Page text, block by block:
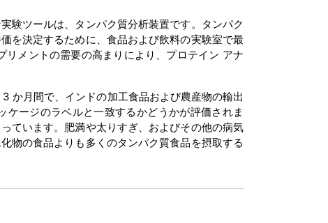
験ツールは、タンパク質分析装置です。タンパク
を決定するために、食品および飲料の実験室で最
メントの需要の高まりにより、プロテイン アナ
か月間で、インドの加工食品および農産物の輸出
ージのラベルと一致するかどうかが評価されま
ています。肥満や太りすぎ、およびその他の病気
物の食品よりも多くのタンパク質食品を摂取する